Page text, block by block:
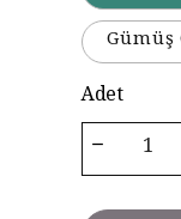
Adet